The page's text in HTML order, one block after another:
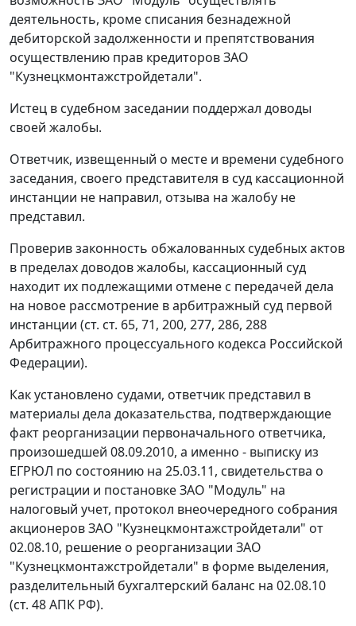
деятельность, кроме списания безнадежной
дебиторской задолженности и препятствования
осуществлению прав кредиторов ЗАО
"Кузнецкмонтажстройдетали".
Истец в судебном заседании поддержал доводы
своей жалобы.
Ответчик, извещенный о месте и времени судебного
заседания, своего представителя в суд кассационной
инстанции не направил, отзыва на жалобу не
представил.
Проверив законность обжалованных судебных актов
в пределах доводов жалобы, кассационный суд
находит их подлежащими отмене с передачей дела
на новое рассмотрение в арбитражный суд первой
инстанции (ст. ст. 65, 71, 200, 277, 286, 288
Арбитражного процессуального кодекса Российской
Федерации).
Как установлено судами, ответчик представил в
материалы дела доказательства, подтверждающие
факт реорганизации первоначального ответчика,
произошедшей 08.09.2010, а именно - выписку из
ЕГРЮЛ по состоянию на 25.03.11, свидетельства о
регистрации и постановке ЗАО "Модуль" на
налоговый учет, протокол внеочередного собрания
акционеров ЗАО "Кузнецкмонтажстройдетали" от
02.08.10, решение о реорганизации ЗАО
"Кузнецкмонтажстройдетали" в форме выделения,
разделительный бухгалтерский баланс на 02.08.10
(ст. 48АПК РФ).